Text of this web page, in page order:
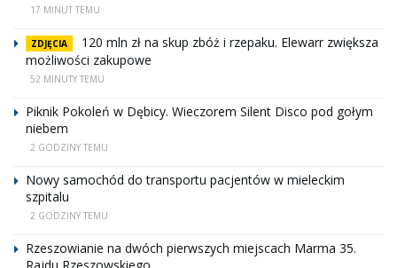
17 MINUT TEMU
ZDJĘCIA
120 mln zł na skup zbóż i rzepaku. Elewarr zwiększa
możliwości zakupowe
52 MINUTY TEMU
Piknik Pokoleń w Dębicy. Wieczorem Silent Disco pod gołym
niebem
2 GODZINY TEMU
Nowy samochód do transportu pacjentów w mieleckim
szpitalu
2 GODZINY TEMU
Rzeszowianie na dwóch pierwszych miejscach Marma 35.